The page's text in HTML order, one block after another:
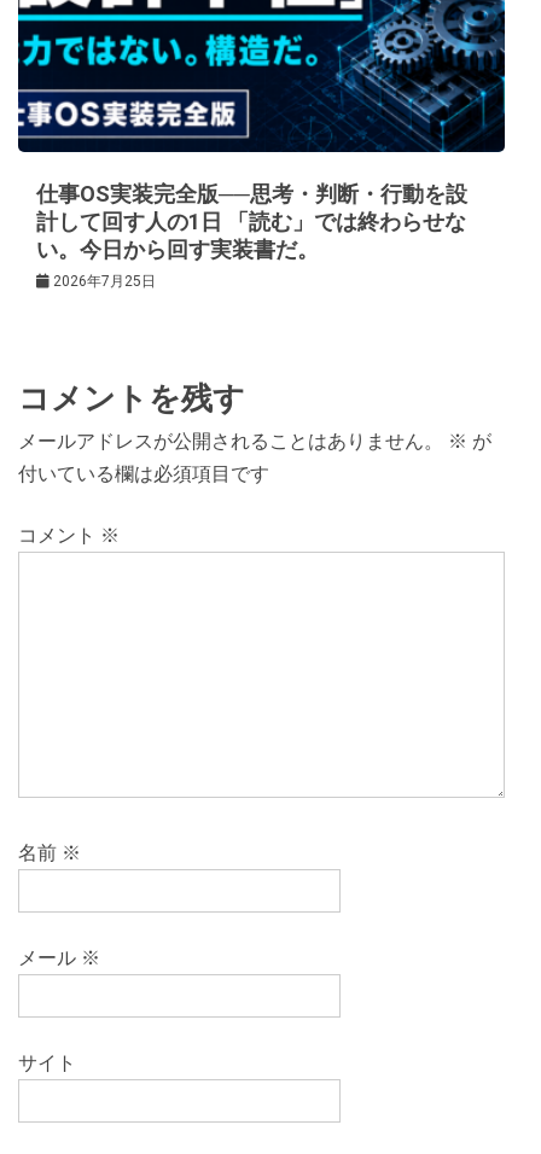
仕事OS実装完全版──思考・判断・行動を設
計して回す人の1日 「読む」では終わらせな
い。今日から回す実装書だ。
2026年7月25日
コメントを残す
メールアドレスが公開されることはありません。 ※ が
付いている欄は必須項目です
コメント ※
名前 ※
メール ※
サイト